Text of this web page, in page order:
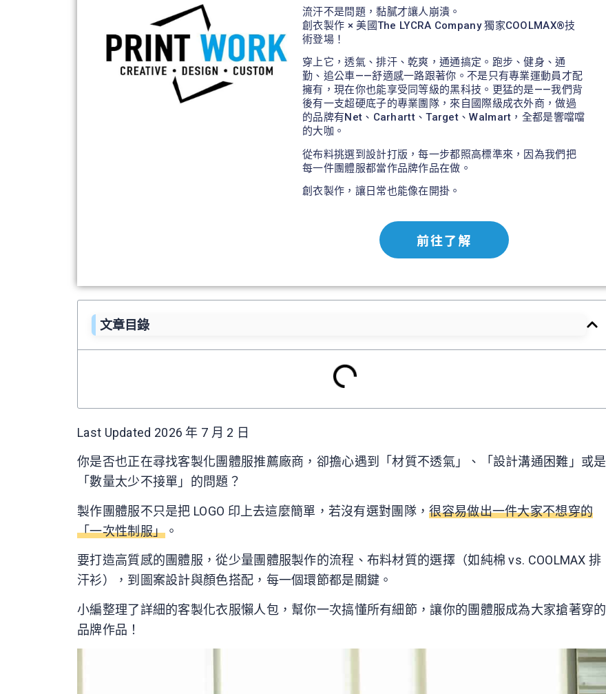
流汗不是問題，黏膩才讓人崩潰。
創衣製作 × 美國The LYCRA Company 獨家COOLMAX®技
術登場！
穿上它，透氣、排汗、乾爽，通通搞定。跑步、健身、通
勤、追公車——舒適感一路跟著你。不是只有專業運動員才配
擁有，現在你也能享受同等級的黑科技。更猛的是——我們背
後有一支超硬底子的專業團隊，來自國際級成衣外商，做過
的品牌有Net、Carhartt、Target、Walmart，全都是響噹噹
的大咖。
從布料挑選到設計打版，每一步都照高標準來，因為我們把
每一件團體服都當作品牌作品在做。
創衣製作，讓日常也能像在開掛。
前往了解
文章目錄
Last Updated 2026 年 7 月 2 日
你是否也正在尋找客製化團體服推薦廠商，卻擔心遇到「材質不透氣」、「設計溝通困難」或是
「數量太少不接單」的問題？
製作團體服不只是把 LOGO 印上去這麼簡單，若沒有選對團隊，很容易做出一件大家不想穿的
「一次性制服」 。
要打造高質感的團體服，從少量團體服製作的流程、布料材質的選擇（如純棉 vs. COOLMAX 排
汗衫），到圖案設計與顏色搭配，每一個環節都是關鍵。
小編整理了詳細的客製化衣服懶人包，幫你一次搞懂所有細節，讓你的團體服成為大家搶著穿的
品牌作品！